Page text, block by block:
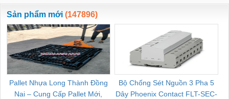
ewara
CHUA CHAY
Sản phẩm mới (147896)
Pallet Nhựa Long Thành Đồng
Nai – Cung Cấp Pallet Mới,
Bộ Chống Sét Nguồn 3 Pha 5
Dây Phoenix Contact FLT-SEC-